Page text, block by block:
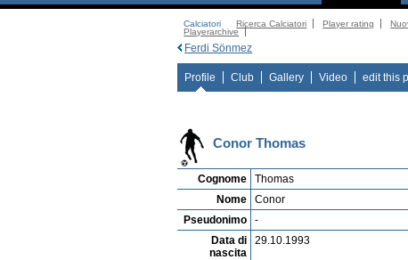
Calciatori Ricerca Calciatori Player rating
Playerarchive
Ferdi Sönmez
Profile Club Gallery Video edit this
Conor Thomas
Cognome
Thomas
Nome
Conor
Pseudonimo
-
Data di
nascita
29.10.1993